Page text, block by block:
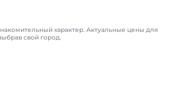
характер. Актуальные цены для
свой город.